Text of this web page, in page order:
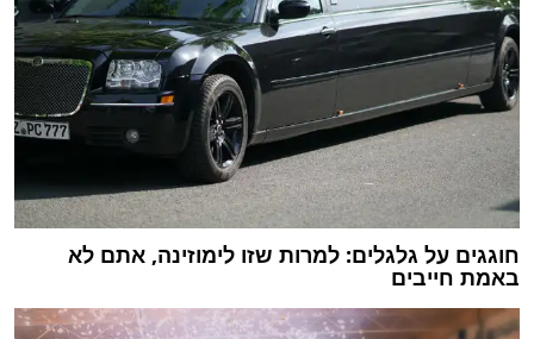
חוגגים על גלגלים: למרות שזו לימוזינה, אתם לא
באמת חייבים